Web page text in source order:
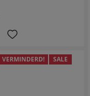
VERMINDERD! SALE